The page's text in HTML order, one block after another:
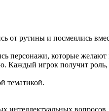
от рутины и посмеялись
персонажи, которые
Каждый игрок получит
тематикой.
интеллектуальных вопросов.